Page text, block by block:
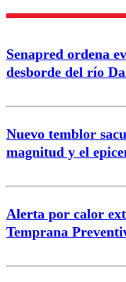
Senapred ordena
desborde del río
Nuevo temblor
magnitud y el
Alerta por calor
Temprana